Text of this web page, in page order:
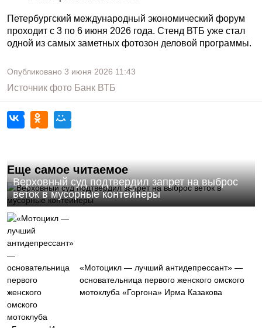
Петербургский международный экономический форум
проходит с 3 по 6 июня 2026 года. Стенд ВТБ уже стал
одной из самых заметных фотозон деловой программы.
Опубликовано 3 июня 2026 11:43
Источник фото Банк ВТБ
Еще самое читаемое
Верховный суд подтвердил запрет на выброс
веток в мусорные контейнеры
«Мотоцикл — лучший антидепрессант» —
основательница первого женского омского
мотоклуба «Горгона» Ирма Казакова